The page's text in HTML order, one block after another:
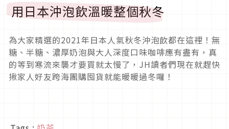
用日本沖泡飲溫暖整個秋冬
為大家精選的2021年日本人氣秋冬沖泡飲都在這裡！無
糖、半糖、濃厚奶泡與大人深度口味咖啡應有盡有，真
的等到寒流來襲才要買就太慢了，JH讀者們現在就趕快
揪家人好友跨海團購囤貨就能暖暖過冬囉！